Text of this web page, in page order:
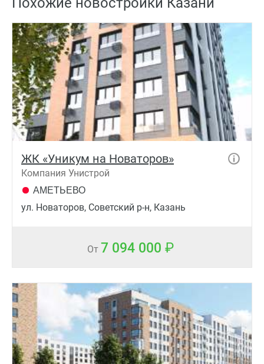
ЖК «Уникум на Новаторов»
Компания Унистрой
АМЕТЬЕВО
ул. Новаторов, Советский р-н, Казань
От 7 094 000